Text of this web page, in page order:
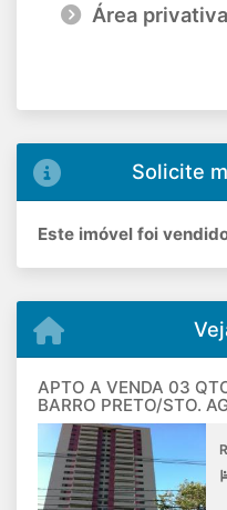
Área privativa
Solicite
Este imóvel foi
APTO A VENDA 03
BARRO PRETO/STO.